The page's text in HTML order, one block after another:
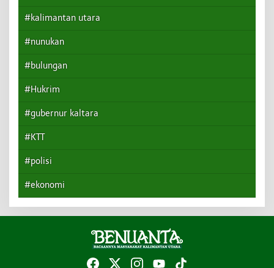
#kalimantan utara
#nunukan
#bulungan
#Hukrim
#gubernur kaltara
#KTT
#polisi
#ekonomi